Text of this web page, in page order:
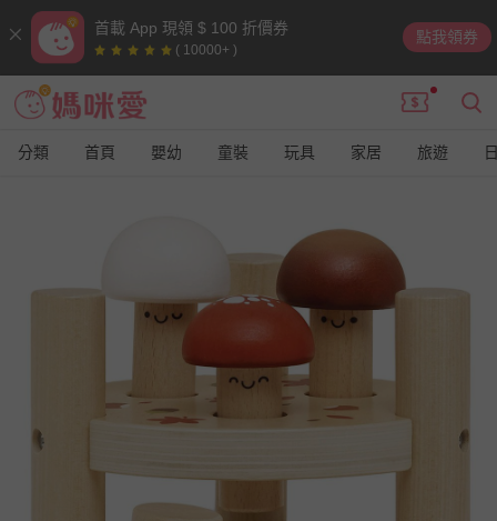
首載 App 現領 $ 100 折價券
( 10000+ )
點我領券
分類 首頁 嬰幼 童裝 玩具 家居 旅遊